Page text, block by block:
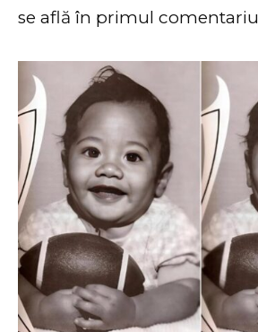
se află în primul comentariu